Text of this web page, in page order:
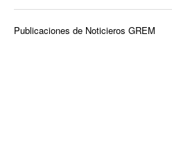
Publicaciones de Noticieros GREM